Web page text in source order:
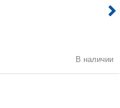
В наличии